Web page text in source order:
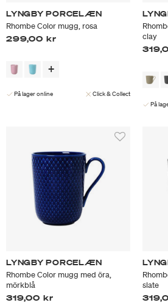
LYNGBY PORCELÆN
Rhombe Color mugg, rosa
299,00 kr
På lager online Click & Collect
clay
På
LYNGBY PORCELÆN
Rhombe Color mugg med öra,
mörkblå
319,00 kr
slate